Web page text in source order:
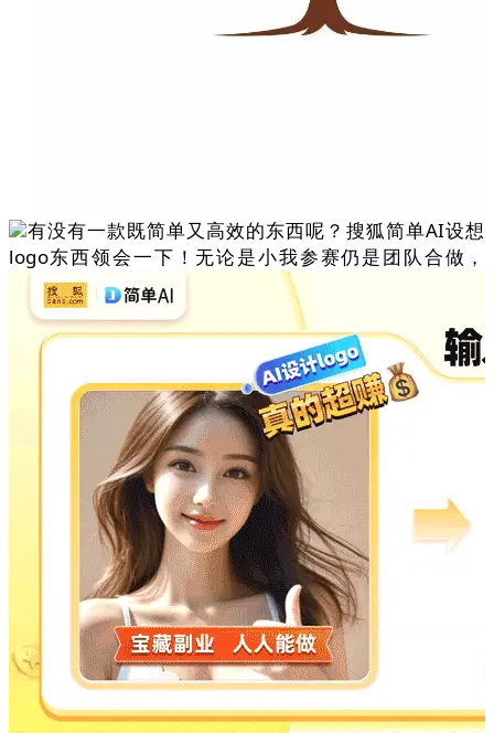
有没有一款既简单又高效的东西呢？搜狐简单AI设想
logo东西领会一下！无论是小我参赛仍是团队合做，